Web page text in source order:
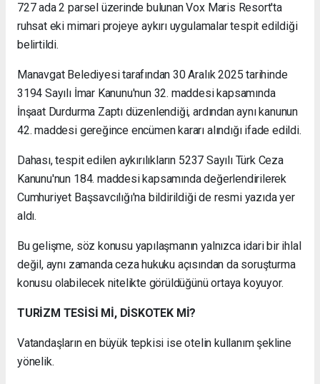
727 ada 2 parsel üzerinde bulunan Vox Maris Resort'ta
ruhsat eki mimari projeye aykırı uygulamalar tespit edildiği
belirtildi.
Manavgat Belediyesi tarafından 30 Aralık 2025 tarihinde
3194 Sayılı İmar Kanunu'nun 32. maddesi kapsamında
İnşaat Durdurma Zaptı düzenlendiği, ardından aynı kanunun
42. maddesi gereğince encümen kararı alındığı ifade edildi.
Dahası, tespit edilen aykırılıkların 5237 Sayılı Türk Ceza
Kanunu'nun 184. maddesi kapsamında değerlendirilerek
Cumhuriyet Başsavcılığı'na bildirildiği de resmi yazıda yer
aldı.
Bu gelişme, söz konusu yapılaşmanın yalnızca idari bir ihlal
değil, aynı zamanda ceza hukuku açısından da soruşturma
konusu olabilecek nitelikte görüldüğünü ortaya koyuyor.
TURİZM TESİSİ Mİ, DİSKOTEK Mİ?
Vatandaşların en büyük tepkisi ise otelin kullanım şekline
yönelik.